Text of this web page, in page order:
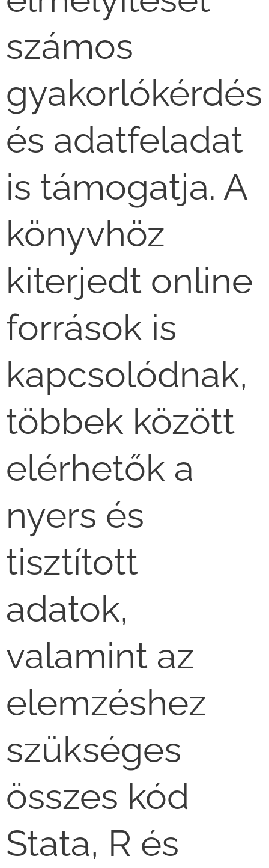
számos
gyakorlókérdés
és adatfeladat
is támogatja. A
könyvhöz
kiterjedt online
források is
kapcsolódnak,
többek között
elérhetők a
nyers és
tisztított
adatok,
valamint az
elemzéshez
szükséges
összes kód
Stata, R és